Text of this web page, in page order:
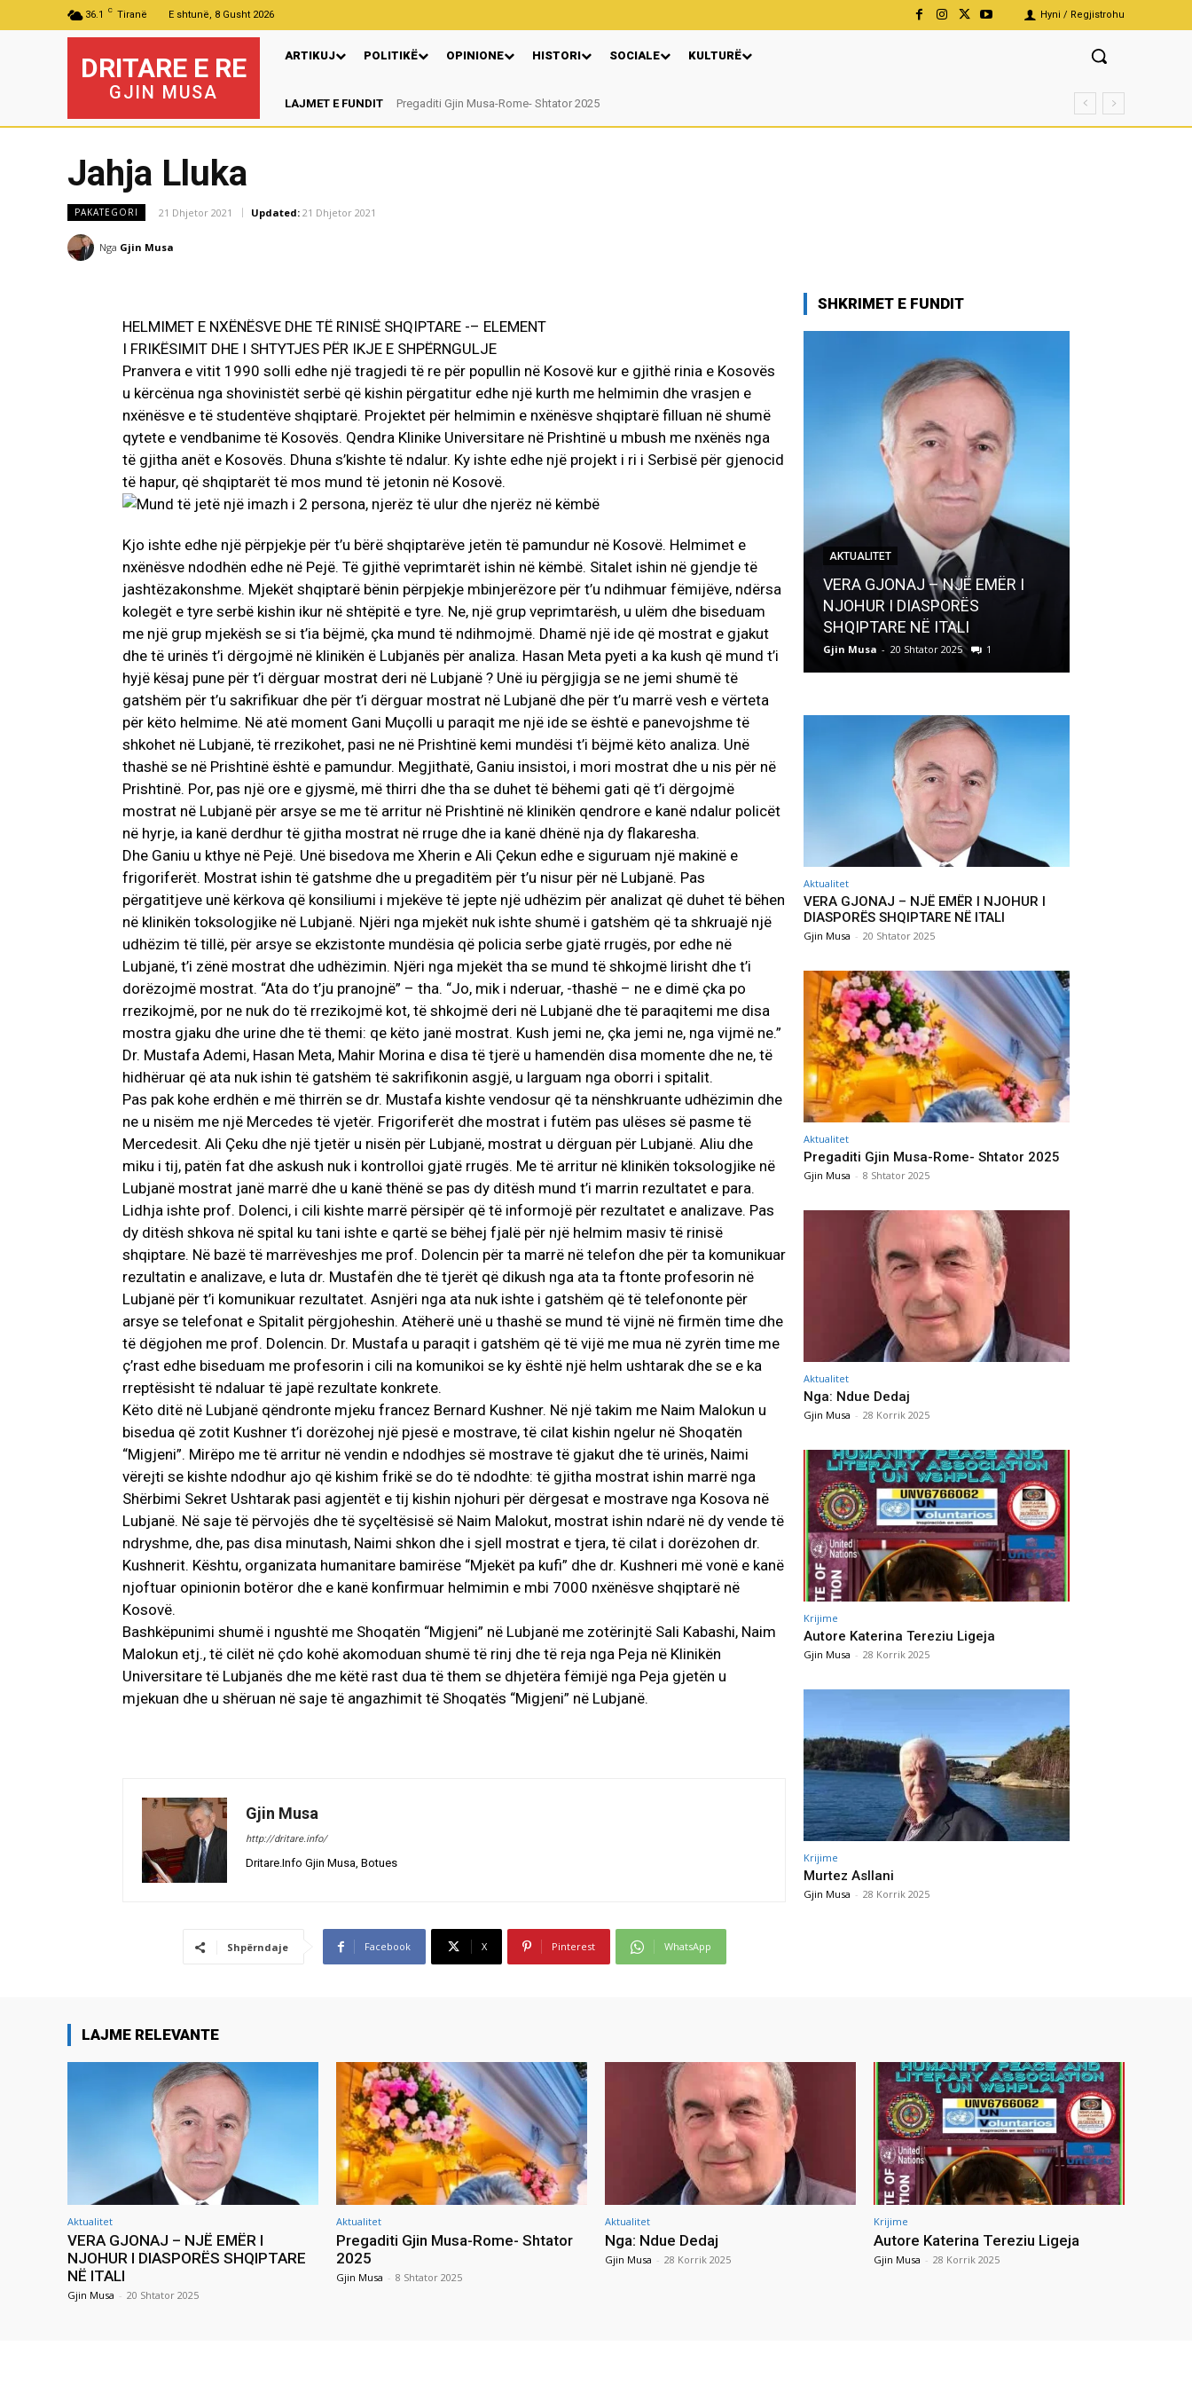
36.1 C Tiranë E shtunë, 8 Gusht 2026 Hyni / Regjistrohu
DRITARE E RE
GJIN MUSA
ARTIKUJ POLITIKË OPINIONE HISTORI SOCIALE KULTURË
LAJMET E FUNDIT Pregaditi Gjin Musa-Rome- Shtator 2025
Nga: Ndue Dedaj
Jahja Lluka
PAKATEGORI 21 Dhjetor 2021 Updated: 21 Dhjetor 2021
Nga Gjin Musa
HELMIMET E NXËNËSVE DHE TË RINISË SHQIPTARE -– ELEMENT
I FRIKËSIMIT DHE I SHTYTJES PËR IKJE E SHPËRNGULJE
Pranvera e vitit 1990 solli edhe një tragjedi të re për popullin në Kosovë kur e gjithë rinia e Kosovës
u kërcënua nga shovinistët serbë që kishin përgatitur edhe një kurth me helmimin dhe vrasjen e
nxënësve e të studentëve shqiptarë. Projektet për helmimin e nxënësve shqiptarë filluan në shumë
qytete e vendbanime të Kosovës. Qendra Klinike Universitare në Prishtinë u mbush me nxënës nga
të gjitha anët e Kosovës. Dhuna s’kishte të ndalur. Ky ishte edhe një projekt i ri i Serbisë për gjenocid
të hapur, që shqiptarët të mos mund të jetonin në Kosovë.
Kjo ishte edhe një përpjekje për t’u bërë shqiptarëve jetën të pamundur në Kosovë. Helmimet e
nxënësve ndodhën edhe në Pejë. Të gjithë veprimtarët ishin në këmbë. Sitalet ishin në gjendje të
jashtëzakonshme. Mjekët shqiptarë bënin përpjekje mbinjerëzore për t’u ndihmuar fëmijëve, ndërsa
kolegët e tyre serbë kishin ikur në shtëpitë e tyre. Ne, një grup veprimtarësh, u ulëm dhe biseduam
me një grup mjekësh se si t’ia bëjmë, çka mund të ndihmojmë. Dhamë një ide që mostrat e gjakut
dhe të urinës t’i dërgojmë në klinikën ë Lubjanës për analiza. Hasan Meta pyeti a ka kush që mund t’i
hyjë kësaj pune për t’i dërguar mostrat deri në Lubjanë ? Unë iu përgjigja se ne jemi shumë të
gatshëm për t’u sakrifikuar dhe për t’i dërguar mostrat në Lubjanë dhe për t’u marrë vesh e vërteta
për këto helmime. Në atë moment Gani Muçolli u paraqit me një ide se është e panevojshme të
shkohet në Lubjanë, të rrezikohet, pasi ne në Prishtinë kemi mundësi t’i bëjmë këto analiza. Unë
thashë se në Prishtinë është e pamundur. Megjithatë, Ganiu insistoi, i mori mostrat dhe u nis për në
Prishtinë. Por, pas një ore e gjysmë, më thirri dhe tha se duhet të bëhemi gati që t’i dërgojmë
mostrat në Lubjanë për arsye se me të arritur në Prishtinë në klinikën qendrore e kanë ndalur policët
në hyrje, ia kanë derdhur të gjitha mostrat në rruge dhe ia kanë dhënë nja dy flakaresha.
Dhe Ganiu u kthye në Pejë. Unë bisedova me Xherin e Ali Çekun edhe e siguruam një makinë e
frigoriferët. Mostrat ishin të gatshme dhe u pregaditëm për t’u nisur për në Lubjanë. Pas
përgatitjeve unë kërkova që konsiliumi i mjekëve të jepte një udhëzim për analizat që duhet të bëhen
në klinikën toksologjike në Lubjanë. Njëri nga mjekët nuk ishte shumë i gatshëm që ta shkruajë një
udhëzim të tillë, për arsye se ekzistonte mundësia që policia serbe gjatë rrugës, por edhe në
Lubjanë, t’i zënë mostrat dhe udhëzimin. Njëri nga mjekët tha se mund të shkojmë lirisht dhe t’i
dorëzojmë mostrat. “Ata do t’ju pranojnë” – tha. “Jo, mik i nderuar, -thashë – ne e dimë çka po
rrezikojmë, por ne nuk do të rrezikojmë kot, të shkojmë deri në Lubjanë dhe të paraqitemi me disa
mostra gjaku dhe urine dhe të themi: qe këto janë mostrat. Kush jemi ne, çka jemi ne, nga vijmë ne.”
Dr. Mustafa Ademi, Hasan Meta, Mahir Morina e disa të tjerë u hamendën disa momente dhe ne, të
hidhëruar që ata nuk ishin të gatshëm të sakrifikonin asgjë, u larguam nga oborri i spitalit.
Pas pak kohe erdhën e më thirrën se dr. Mustafa kishte vendosur që ta nënshkruante udhëzimin dhe
ne u nisëm me një Mercedes të vjetër. Frigoriferët dhe mostrat i futëm pas ulëses së pasme të
Mercedesit. Ali Çeku dhe një tjetër u nisën për Lubjanë, mostrat u dërguan për Lubjanë. Aliu dhe
miku i tij, patën fat dhe askush nuk i kontrolloi gjatë rrugës. Me të arritur në klinikën toksologjike në
Lubjanë mostrat janë marrë dhe u kanë thënë se pas dy ditësh mund t’i marrin rezultatet e para.
Lidhja ishte prof. Dolenci, i cili kishte marrë përsipër që të informojë për rezultatet e analizave. Pas
dy ditësh shkova në spital ku tani ishte e qartë se bëhej fjalë për një helmim masiv të rinisë
shqiptare. Në bazë të marrëveshjes me prof. Dolencin për ta marrë në telefon dhe për ta komunikuar
rezultatin e analizave, e luta dr. Mustafën dhe të tjerët që dikush nga ata ta ftonte profesorin në
Lubjanë për t’i komunikuar rezultatet. Asnjëri nga ata nuk ishte i gatshëm që të telefononte për
arsye se telefonat e Spitalit përgjoheshin. Atëherë unë u thashë se mund të vijnë në firmën time dhe
të dëgjohen me prof. Dolencin. Dr. Mustafa u paraqit i gatshëm që të vijë me mua në zyrën time me
ç’rast edhe biseduam me profesorin i cili na komunikoi se ky është një helm ushtarak dhe se e ka
rreptësisht të ndaluar të japë rezultate konkrete.
Këto ditë në Lubjanë qëndronte mjeku francez Bernard Kushner. Në një takim me Naim Malokun u
bisedua që zotit Kushner t’i dorëzohej një pjesë e mostrave, të cilat kishin ngelur në Shoqatën
“Migjeni”. Mirëpo me të arritur në vendin e ndodhjes së mostrave të gjakut dhe të urinës, Naimi
vërejti se kishte ndodhur ajo që kishim frikë se do të ndodhte: të gjitha mostrat ishin marrë nga
Shërbimi Sekret Ushtarak pasi agjentët e tij kishin njohuri për dërgesat e mostrave nga Kosova në
Lubjanë. Në saje të përvojës dhe të syçeltësisë së Naim Malokut, mostrat ishin ndarë në dy vende të
ndryshme, dhe, pas disa minutash, Naimi shkon dhe i sjell mostrat e tjera, të cilat i dorëzohen dr.
Kushnerit. Kështu, organizata humanitare bamirëse “Mjekët pa kufi” dhe dr. Kushneri më vonë e kanë
njoftuar opinionin botëror dhe e kanë konfirmuar helmimin e mbi 7000 nxënësve shqiptarë në
Kosovë.
Bashkëpunimi shumë i ngushtë me Shoqatën “Migjeni” në Lubjanë me zotërinjtë Sali Kabashi, Naim
Malokun etj., të cilët në çdo kohë akomoduan shumë të rinj dhe të reja nga Peja në Klinikën
Universitare të Lubjanës dhe me këtë rast dua të them se dhjetëra fëmijë nga Peja gjetën u
mjekuan dhe u shëruan në saje të angazhimit të Shoqatës “Migjeni” në Lubjanë.
Gjin Musa
http://dritare.info/
Dritare.Info Gjin Musa, Botues
Shpërndaje Facebook X Pinterest WhatsApp
SHKRIMET E FUNDIT
AKTUALITET
VERA GJONAJ – NJË EMËR I
NJOHUR I DIASPORËS
SHQIPTARE NË ITALI
Gjin Musa - 20 Shtator 2025 1
Aktualitet
VERA GJONAJ – NJË EMËR I NJOHUR I
DIASPORËS SHQIPTARE NË ITALI
Gjin Musa - 20 Shtator 2025
Aktualitet
Pregaditi Gjin Musa-Rome- Shtator 2025
Gjin Musa - 8 Shtator 2025
Aktualitet
Nga: Ndue Dedaj
Gjin Musa - 28 Korrik 2025
Krijime
Autore Katerina Tereziu Ligeja
Gjin Musa - 28 Korrik 2025
Krijime
Murtez Asllani
Gjin Musa - 28 Korrik 2025
LAJME RELEVANTE
Aktualitet
VERA GJONAJ – NJË EMËR I
NJOHUR I DIASPORËS SHQIPTARE
NË ITALI
Gjin Musa - 20 Shtator 2025
Aktualitet
Pregaditi Gjin Musa-Rome- Shtator
2025
Gjin Musa - 8 Shtator 2025
Aktualitet
Nga: Ndue Dedaj
Gjin Musa - 28 Korrik 2025
Krijime
Autore Katerina Tereziu Ligeja
Gjin Musa - 28 Korrik 2025